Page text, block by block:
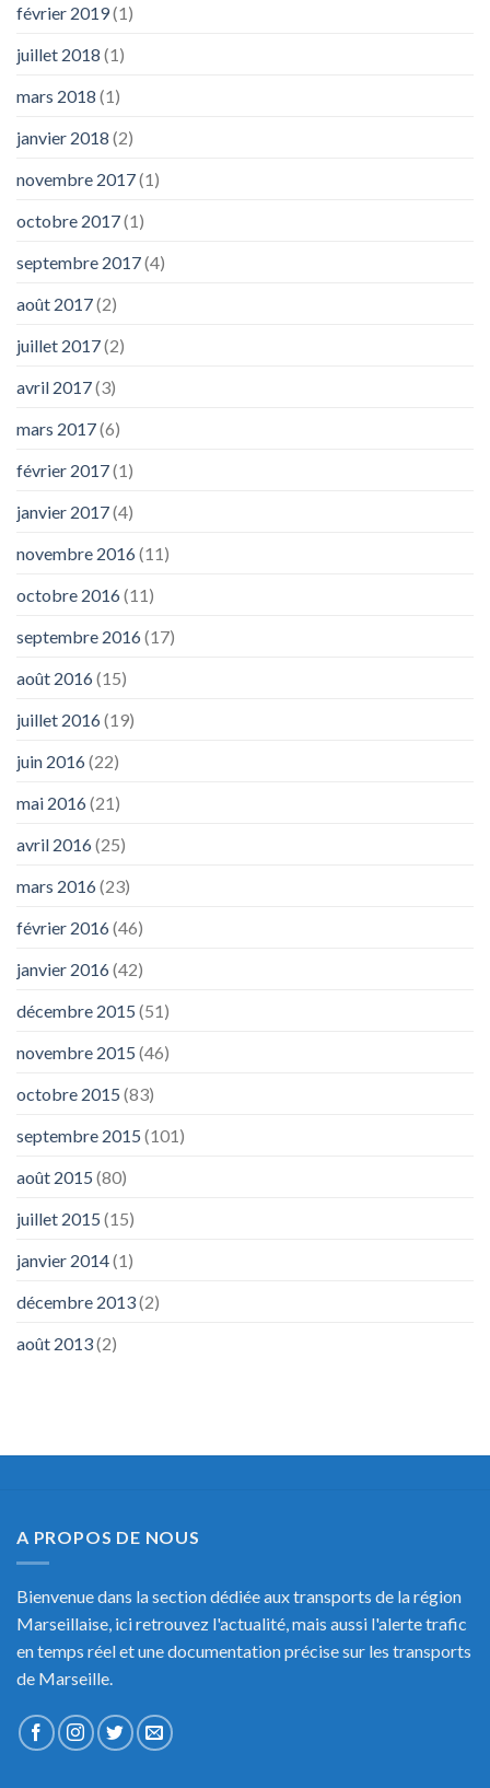
février 2019(1)
juillet 2018 (1)
mars 2018 (1)
janvier 2018 (2)
novembre 2017(1)
octobre 2017(1)
septembre 2017(4)
août 2017(2)
juillet 2017(2)
avril 2017(3)
mars 2017(6)
février 2017(1)
janvier 2017(4)
novembre 2016(11)
octobre 2016(11)
septembre 2016(17)
août 2016(15)
juillet 2016(19)
juin 2016(22)
mai 2016(21)
avril 2016(25)
mars 2016(23)
février 2016(46)
janvier 2016(42)
décembre 2015 (51)
novembre 2015 (46)
octobre 2015 (83)
septembre 2015 (101)
août 2015 (80)
juillet 2015 (15)
janvier 2014(1)
décembre 2013(2)
août 2013(2)
A PROPOS DE NOUS
Bienvenue dans la section dédiée aux transports de la région
Marseillaise, ici retrouvez l'actualité, mais aussi l'alerte trafic
en temps réel et une documentation précise sur les transports
de Marseille.